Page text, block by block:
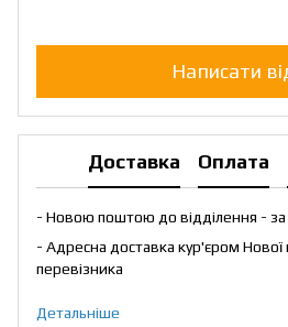
Написати
Доставка Оплата
- Новою поштою до відділення -
- Адресна доставка кур'єром
перевізника
Детальніше